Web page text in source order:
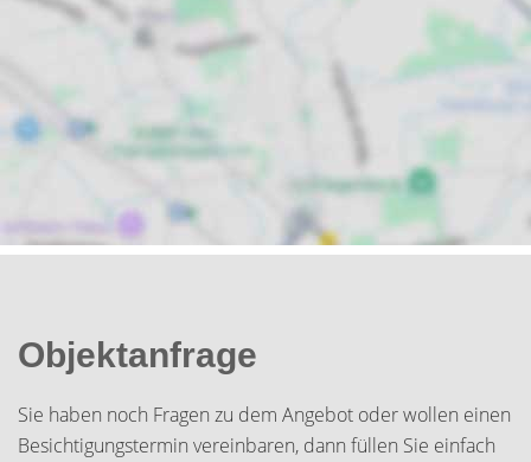
Objektanfrage
Sie haben noch Fragen zu dem Angebot oder wollen einen
Besichtigungstermin vereinbaren, dann füllen Sie einfach